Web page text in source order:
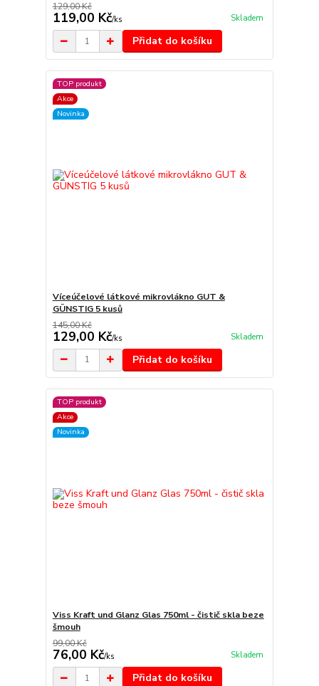
129,00 Kč
119,00 Kč/ks Skladem
Přidat do košíku
TOP produkt
Akce
Novinka
Víceúčelové látkové mikrovlákno GUT &
GÜNSTIG 5 kusů
145,00 Kč
129,00 Kč/ks Skladem
Přidat do košíku
TOP produkt
Akce
Novinka
Viss Kraft und Glanz Glas 750ml - čistič skla beze
šmouh
99,00 Kč
76,00 Kč/ks Skladem
Přidat do košíku